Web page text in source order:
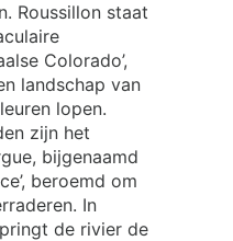
Roussillon staat
Colorado’,
landschap van
lopen.
zijn het
bijgenaamd
beroemd om
In
de rivier de